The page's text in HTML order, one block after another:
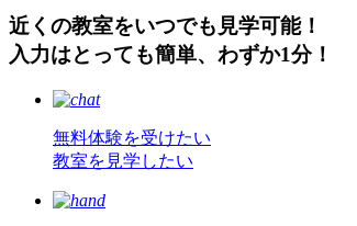
近くの教室をいつでも見学可能！
入力はとっても簡単、わずか1分！
無料体験を受けたい
教室を 見学 したい